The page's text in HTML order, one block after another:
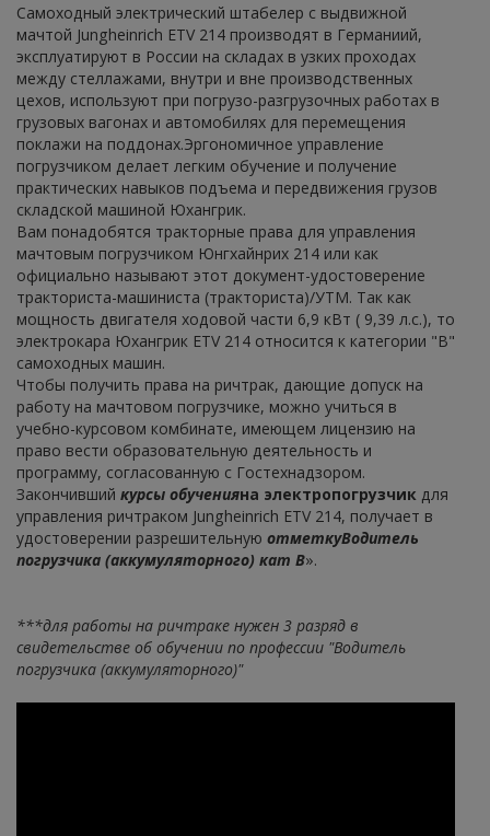
Самоходный электрический штабелер с выдвижной
мачтой Jungheinrich ETV 214 производят в Германиий,
эксплуатируют в России на складах в узких проходах
между стеллажами, внутри и вне производственных
цехов, используют при погрузо-разгрузочных работах в
грузовых вагонах и автомобилях для перемещения
поклажи на поддонах.Эргономичное управление
погрузчиком делает легким обучение и получение
практических навыков подъема и передвижения грузов
складской машиной Юхангрик.
Вам понадобятся тракторные права для управления
мачтовым погрузчиком Юнгхайнрих 214 или как
официально называют этот документ-удостоверение
тракториста-машиниста (тракториста)/УТМ. Так как
мощность двигателя ходовой части 6,9 кВт ( 9,39 л.с.), то
электрокара Юхангрик ETV 214 относится к категории "В"
самоходных машин.
Чтобы получить права на ричтрак, дающие допуск на
работу на мачтовом погрузчике, можно учиться в
учебно-курсовом комбинате, имеющем лицензию на
право вести образовательную деятельность и
программу, согласованную с Гостехнадзором.
Закончивший курсы обученияна электропогрузчик для
управления ричтраком Jungheinrich ETV 214, получает в
удостоверении разрешительную отметкуВодитель
погрузчика (аккумуляторного) кат В».
***для работы на ричтраке нужен 3 разряд в
свидетельстве об обучении по профессии "Водитель
погрузчика (аккумуляторного)"